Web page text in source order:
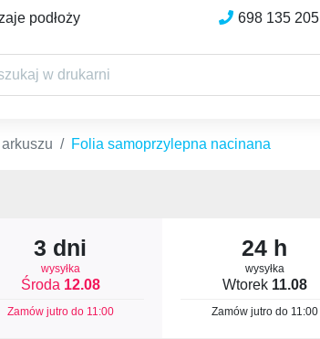
podłoży 698 135 205
Folia samoprzylepna nacinana
3 dni
wysyłka
Środa 12.08
Zamów jutro do 11:00
24 h
wysyłka
Wtorek 11.08
Zamów jutro do 11:00